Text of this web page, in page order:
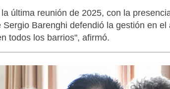
última reunión de 2025, con la
Sergio Barenghi defendió la gestión en
todos los barrios", afirmó.